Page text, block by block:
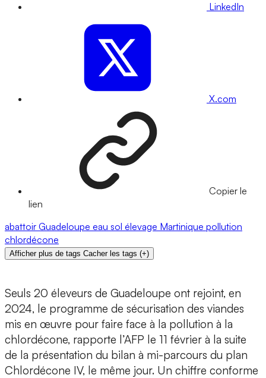
LinkedIn
X.com
Copier le
lien
abattoir Guadeloupe eau sol élevage Martinique pollution
chlordécone
Afficher plus de tags Cacher les tags (+)
Seuls 20 éleveurs de Guadeloupe ont rejoint, en
2024, le programme de sécurisation des viandes
mis en œuvre pour faire face à la pollution à la
chlordécone, rapporte l’AFP le 11 février à la suite
de la présentation du bilan à mi-parcours du plan
Chlordécone IV, le même jour. Un chiffre conforme